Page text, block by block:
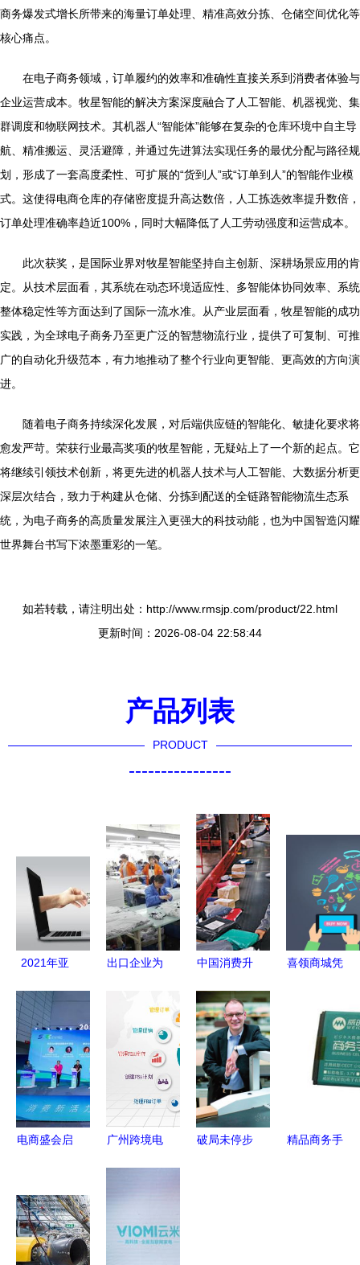
商务爆发式增长所带来的海量订单处理、精准高效分拣、仓储空间优化等
核心痛点。
在电子商务领域，订单履约的效率和准确性直接关系到消费者体验与
企业运营成本。牧星智能的解决方案深度融合了人工智能、机器视觉、集
群调度和物联网技术。其机器人“智能体”能够在复杂的仓库环境中自主导
航、精准搬运、灵活避障，并通过先进算法实现任务的最优分配与路径规
划，形成了一套高度柔性、可扩展的“货到人”或“订单到人”的智能作业模
式。这使得电商仓库的存储密度提升高达数倍，人工拣选效率提升数倍，
订单处理准确率趋近100%，同时大幅降低了人工劳动强度和运营成本。
此次获奖，是国际业界对牧星智能坚持自主创新、深耕场景应用的肯
定。从技术层面看，其系统在动态环境适应性、多智能体协同效率、系统
整体稳定性等方面达到了国际一流水准。从产业层面看，牧星智能的成功
实践，为全球电子商务乃至更广泛的智慧物流行业，提供了可复制、可推
广的自动化升级范本，有力地推动了整个行业向更智能、更高效的方向演
进。
随着电子商务持续深化发展，对后端供应链的智能化、敏捷化要求将
愈发严苛。荣获行业最高奖项的牧星智能，无疑站上了一个新的起点。它
将继续引领技术创新，将更先进的机器人技术与人工智能、大数据分析更
深层次结合，致力于构建从仓储、分拣到配送的全链路智能物流生态系
统，为电子商务的高质量发展注入更强大的科技动能，也为中国智造闪耀
世界舞台书写下浓墨重彩的一笔。
如若转载，请注明出处：http://www.rmsjp.com/product/22.html
更新时间：2026-08-04 22:58:44
产品列表
PRODUCT
----------------
2021年亚
商开店指南
小白如何从
0到1实现突
破
出口企业为
觉外贸越来
越难做？-
原来根源在
这里
中国消费升
家抢攻 电
子商务新趋
势
喜领商城凭
体系赢在跨
境电商新时
代
电商盛会启
（济南）电
商博览会2
万多种产品
广州跨境电
破局未停步
精品商务手